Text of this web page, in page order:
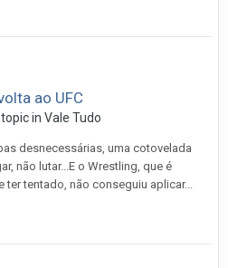
ao UFC
in Vale Tudo
desnecessárias, uma cotovelada
não lutar...E o Wrestling, que é
tentado, não conseguiu aplicar...